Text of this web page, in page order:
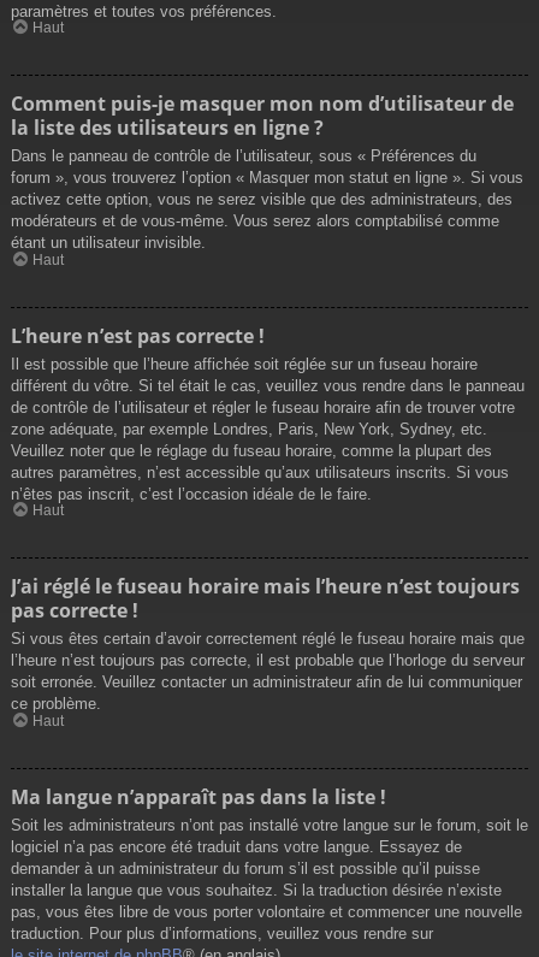
paramètres et toutes vos préférences.
Haut
Comment puis-je masquer mon nom d’utilisateur de
la liste des utilisateurs en ligne ?
Dans le panneau de contrôle de l’utilisateur, sous « Préférences du
forum », vous trouverez l’option « Masquer mon statut en ligne ». Si vous
activez cette option, vous ne serez visible que des administrateurs, des
modérateurs et de vous-même. Vous serez alors comptabilisé comme
étant un utilisateur invisible.
Haut
L’heure n’est pas correcte !
Il est possible que l’heure affichée soit réglée sur un fuseau horaire
différent du vôtre. Si tel était le cas, veuillez vous rendre dans le panneau
de contrôle de l’utilisateur et régler le fuseau horaire afin de trouver votre
zone adéquate, par exemple Londres, Paris, New York, Sydney, etc.
Veuillez noter que le réglage du fuseau horaire, comme la plupart des
autres paramètres, n’est accessible qu’aux utilisateurs inscrits. Si vous
n’êtes pas inscrit, c’est l’occasion idéale de le faire.
Haut
J’ai réglé le fuseau horaire mais l’heure n’est toujours
pas correcte !
Si vous êtes certain d’avoir correctement réglé le fuseau horaire mais que
l’heure n’est toujours pas correcte, il est probable que l’horloge du serveur
soit erronée. Veuillez contacter un administrateur afin de lui communiquer
ce problème.
Haut
Ma langue n’apparaît pas dans la liste !
Soit les administrateurs n’ont pas installé votre langue sur le forum, soit le
logiciel n’a pas encore été traduit dans votre langue. Essayez de
demander à un administrateur du forum s’il est possible qu’il puisse
installer la langue que vous souhaitez. Si la traduction désirée n’existe
pas, vous êtes libre de vous porter volontaire et commencer une nouvelle
traduction. Pour plus d’informations, veuillez vous rendre sur